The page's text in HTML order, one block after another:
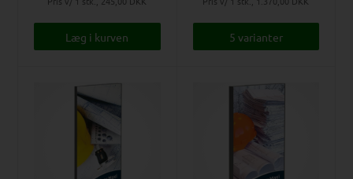
5 varianter